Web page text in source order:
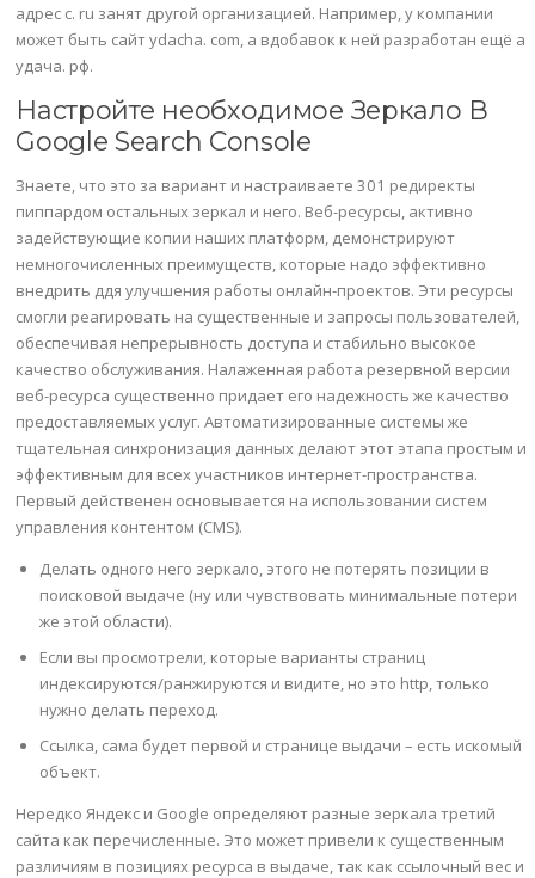
адрес с. ru занят другой организацией. Например, у компании
может быть сайт ydacha. com, а вдобавок к ней разработан ещё а
удача. рф.
Настройте необходимое Зеркало В
Google Search Console
Знаете, что это за вариант и настраиваете 301 редиректы
пиппардом остальных зеркал и него. Веб-ресурсы, активно
задействующие копии наших платформ, демонстрируют
немногочисленных преимуществ, которые надо эффективно
внедрить ддя улучшения работы онлайн-проектов. Эти ресурсы
смогли реагировать на существенные и запросы пользователей,
обеспечивая непрерывность доступа и стабильно высокое
качество обслуживания. Налаженная работа резервной версии
веб-ресурса существенно придает его надежность же качество
предоставляемых услуг. Автоматизированные системы же
тщательная синхронизация данных делают этот этапа простым и
эффективным для всех участников интернет-пространства.
Первый действенен основывается на использовании систем
управления контентом (CMS).
Делать одного него зеркало, этого не потерять позиции в
поисковой выдаче (ну или чувствовать минимальные потери
же этой области).
Если вы просмотрели, которые варианты страниц
индексируются/ранжируются и видите, но это http, только
нужно делать переход.
Ссылка, сама будет первой и странице выдачи – есть искомый
объект.
Нередко Яндекс и Google определяют разные зеркала третий
сайта как перечисленные. Это может привели к существенным
различиям в позициях ресурса в выдаче, так как ссылочный вес и